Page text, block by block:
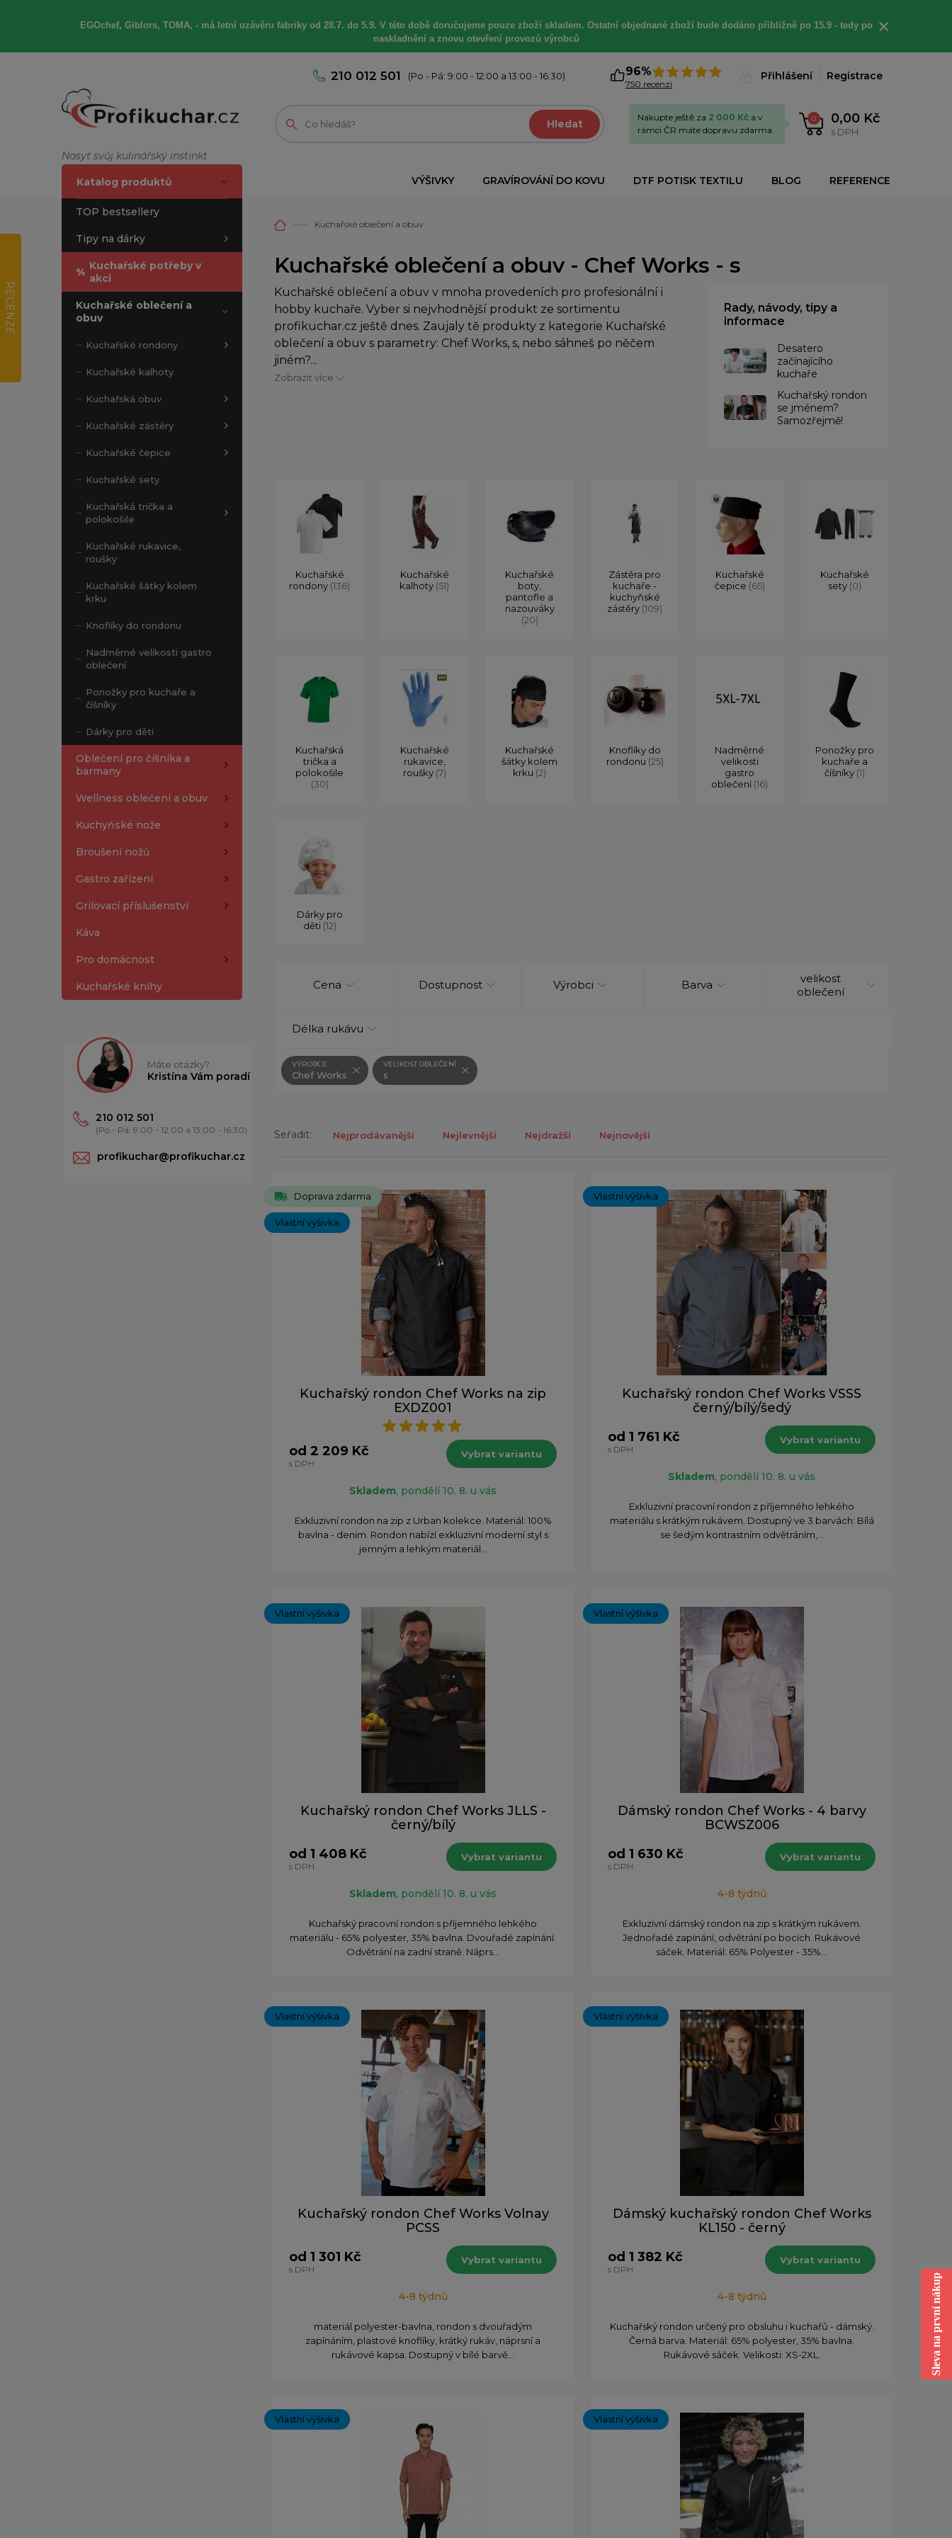
EGOchef, Giblors, TOMA, -má letní uzávěru fabriky od 28.7. do 5.9. V této době doručujeme pouze zboží skladem. Ostatní objednané zboží bude dodáno přibližně po 15.9 - tedy po
naskladnění a znovu otevření provozů výrobců
×
Nasyť svůj kulinářský instinkt
210 012 501 (Po - Pá: 9:00 - 12:00 a 13:00 - 16:30) 96%
750 recenzí
Přihlášení Registrace
Hledat 0 0,00 Kč
s DPH
Nakupte ještě za 2 000 Kč a v
rámci ČR máte dopravu zdarma.
VÝŠIVKY GRAVÍROVÁNÍ DO KOVU DTF POTISK TEXTILU BLOG REFERENCE
Katalog produktů
TOP bestsellery
Tipy na dárky
% Kuchařské potřeby v
akci
Kuchařské oblečení a
obuv
Kuchařské rondony
Kuchařské kalhoty
Kuchařská obuv
Kuchařské zástěry
Kuchařské čepice
Kuchařské sety
Kuchařská trička a
polokošile
Kuchařské rukavice,
roušky
Kuchařské šátky kolem
krku
Knoflíky do rondonu
Nadměrné velikosti gastro
oblečení
Ponožky pro kuchaře a
číšníky
Dárky pro děti
Oblečení pro číšníka a
barmany
Wellness oblečení a obuv
Kuchyňské nože
Broušení nožů
Gastro zařízení
Grilovací příslušenství
Káva
Pro domácnost
Kuchařské knihy
Máte otázky?
Kristína Vám poradí
210 012 501
(Po - Pá: 9:00 - 12:00 a 13:00 - 16:30)
profikuchar@profikuchar.cz
Kuchařské oblečení a obuv
Kuchařské oblečení a obuv - Chef Works - s
Kuchařské oblečení a obuv v mnoha provedeních pro profesionální i
hobby kuchaře. Vyber si nejvhodnější produkt ze sortimentu
profikuchar.cz ještě dnes. Zaujaly tě produkty z kategorie Kuchařské
oblečení a obuv s parametry: Chef Works, s, nebo sáhneš po něčem
jiném?...
Zobrazit více
Rady, návody, tipy a
informace
Desatero
začínajícího
kuchaře
Kuchařský rondon
se jménem?
Samozřejmě!
Kuchařské
rondony (136)
Kuchařské
kalhoty (51)
Kuchařské
boty,
pantofle a
nazouváky
(20)
Zástěra pro
kuchaře -
kuchyňské
zástěry (109)
Kuchařské
čepice (65)
Kuchařské
sety (0)
Kuchařská
trička a
polokošile
(30)
Kuchařské
rukavice,
roušky (7)
Kuchařské
šátky kolem
krku (2)
Knoflíky do
rondonu (25)
Nadměrné
velikosti
gastro
oblečení(16)
Ponožky pro
kuchaře a
číšníky (1)
Dárky pro
děti (12)
Cena Dostupnost Výrobci Barva
velikost
oblečení
Délka rukávu
VÝROBCE
Chef Works
VELIKOST OBLEČENÍ
s
Seřadit: Nejprodávanější Nejlevnější Nejdražší Nejnovější
Doprava zdarma
Vlastní výšivka
Kuchařský rondon Chef Works na zip
EXDZ001
od 2 209 Kč
s DPH
Vybrat variantu
Skladem, pondělí 10. 8. u vás
Exkluzivní rondon na zip z Urban kolekce. Materiál: 100%
bavlna - denim. Rondon nabízí exkluzivní moderní styl s
jemným a lehkým materiál...
Vlastní výšivka
Kuchařský rondon Chef Works VSSS
černý/bílý/šedý
od 1 761 Kč
s DPH
Vybrat variantu
Skladem, pondělí 10. 8. u vás
Exkluzivní pracovní rondon z příjemného lehkého
materiálu s krátkým rukávem. Dostupný ve 3 barvách: Bílá
se šedým kontrastním odvětráním,...
Vlastní výšivka
Kuchařský rondon Chef Works JLLS -
černý/bílý
od 1 408 Kč
s DPH
Vybrat variantu
Skladem, pondělí 10. 8. u vás
Kuchařský pracovní rondon s příjemného lehkého
materiálu - 65% polyester, 35% bavlna. Dvouřadé zapínání.
Odvětrání na zadní straně. Náprs...
Vlastní výšivka
Dámský rondon Chef Works - 4 barvy
BCWSZ006
od 1 630 Kč
s DPH
Vybrat variantu
4-8 týdnů
Exkluzivní dámský rondon na zip s krátkým rukávem.
Jednořadé zapínání, odvětrání po bocích. Rukávové
sáček. Materiál: 65% Polyester - 35%...
Vlastní výšivka
Kuchařský rondon Chef Works Volnay
PCSS
od 1 301 Kč
s DPH
Vybrat variantu
4-8 týdnů
materiál polyester-bavlna, rondon s dvouřadým
zapínáním, plastové knoflíky, krátký rukáv, náprsní a
rukávové kapsa. Dostupný v bílé barvě...
Vlastní výšivka
Dámský kuchařský rondon Chef Works
KL150 - černý
od 1 382 Kč
s DPH
Vybrat variantu
4-8 týdnů
Kuchařský rondon určený pro obsluhu i kuchařů - dámský.
Černá barva. Materiál: 65% polyester, 35% bavlna.
Rukávové sáček. Velikosti: XS-2XL.
Vlastní výšivka Vlastní výšivka
RECENZE
Sleva na první nákup